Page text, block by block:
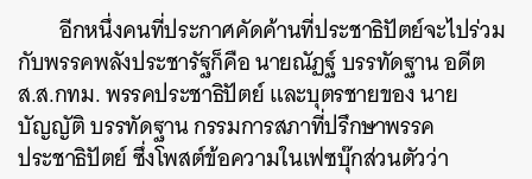
อีกหนึ่งคนที่ประกาศคัดค้านที่ประชาธิปัตย์จะไปร่วม
กับพรรคพลังประชารัฐก็คือนายณัฏฐ์ บรรทัดฐาน อดีต
ส.ส.กทม. พรรคประชาธิปัตย์ และบุตรชายของ นาย
บัญญัติ บรรทัดฐาน กรรมการสภาที่ปรึกษาพรรค
ประชาธิปัตย์ ซึ่งโพสต์ข้อความในเฟซบุ๊กส่วนตัวว่า
ค้นหา